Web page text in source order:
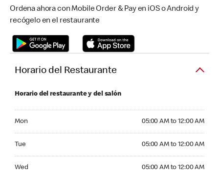
Ordena ahora con Mobile Order & Pay en iOS o Android y
recógelo en el restaurante
Horario del Restaurante
Horario del restaurante y del salón
Mon 05:00 AM to 12:00 AM
Tue 05:00 AM to 12:00 AM
Wed 05:00 AM to 12:00 AM